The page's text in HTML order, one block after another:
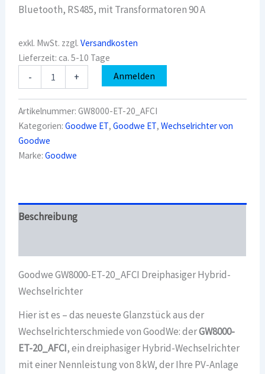
Bluetooth, RS485, mit Transformatoren 90 A
exkl. MwSt. zzgl.Versandkosten
Lieferzeit:ca. 5-10 Tage
-
GW8000-
20_AFCI
Dreiphasiger
Hybrid-
Wechselrichter
Menge
+ Anmelden
Artikelnummer:GW8000-ET-20_AFCI
Kategorien:Goodwe ET,Goodwe ET,Wechselrichter von
Goodwe
Marke:Goodwe
Beschreibung
Goodwe GW8000-ET-20_AFCI Dreiphasiger Hybrid-
Wechselrichter
Hier ist es – das neueste Glanzstück aus der
Wechselrichterschmiede von GoodWe: derGW8000-
ET-20_AFCI, ein dreiphasiger Hybrid-Wechselrichter
mit einer Nennleistung von 8 kW, der Ihre PV-Anlage